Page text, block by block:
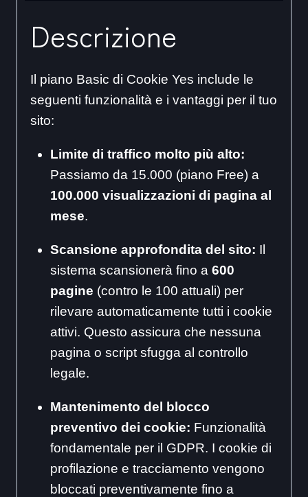
Descrizione
Il piano Basic di Cookie Yes include le
seguenti funzionalità e i vantaggi per il tuo
sito:
Limite di traffico molto più alto:
Passiamo da 15.000 (piano Free) a
100.000 visualizzazioni di pagina al
mese.
Scansione approfondita del sito: Il
sistema scansionerà fino a 600
pagine (contro le 100 attuali) per
rilevare automaticamente tutti i cookie
attivi. Questo assicura che nessuna
pagina o script sfugga al controllo
legale.
Mantenimento del blocco
preventivo dei cookie: Funzionalità
fondamentale per il GDPR. I cookie di
profilazione e tracciamento vengono
bloccati preventivamente fino a